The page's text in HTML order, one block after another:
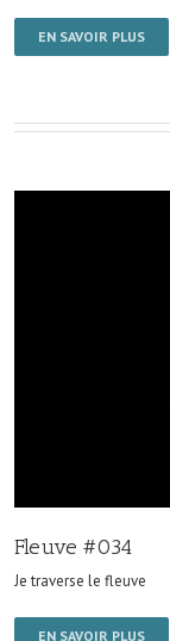
EN SAVOIR PLUS
Fleuve #034
Je traverse le fleuve
EN SAVOIR PLUS